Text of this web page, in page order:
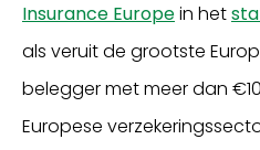
Insurance Europein het
als veruit de grootste
belegger met meer dan
Europese